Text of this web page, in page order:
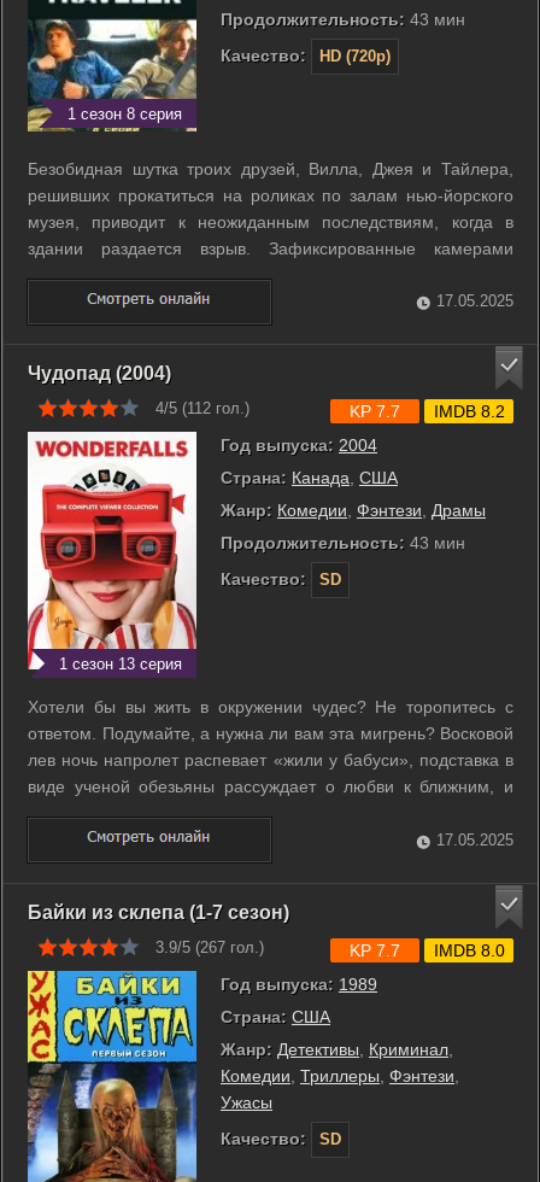
1 сезон 8 серия
Продолжительность: 43 мин
Качество:
HD (720p)
Безобидная шутка троих друзей, Вилла, Джея и Тайлера,
решивших прокатиться на роликах по залам нью-йорского
музея, приводит к неожиданным последствиям, когда в
здании раздается взрыв. Зафиксированные камерами
наблюдения, двое из них, Джей и Тайлер, становятся
главными подозреваемыми в совершении теракта, и за
ними открывается настоящая охота. ...
17.05.2025
Чудопад (2004)
4/5 (112 гол.)
1 сезон 13 серия
Год выпуска: 2004
Страна: Канада США
Жанр: Комедии Фэнтези
Драмы
Продолжительность: 43 мин
Качество:
SD
KP 7.7 IMDB 8.2
Хотели бы вы жить в окружении чудес? Не торопитесь с
ответом. Подумайте, а нужна ли вам эта мигрень? Восковой
лев ночь напролет распевает «жили у бабуси», подставка в
виде ученой обезьяны рассуждает о любви к ближним, и
каждой сушеной вобле есть дело до вашей личной жизни!
Любой осел … плюшевый может дать вам ответственное
задание. Отвертеться не ...
17.05.2025
Байки из склепа (1-7 сезон)
3.9/5 (267 гол.)
Год выпуска: 1989
Страна: США
Жанр: Детективы Криминал
Комедии Триллеры Фэнтези
Ужасы
Качество:
SD
KP 7.7 IMDB 8.0